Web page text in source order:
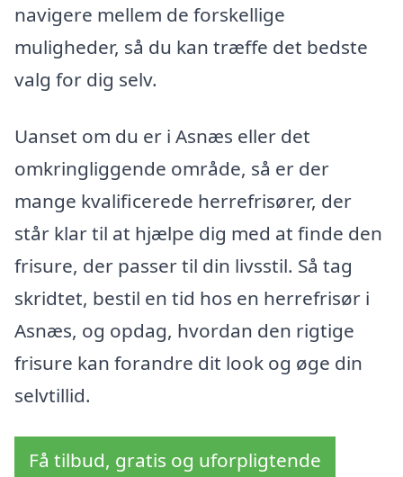
navigere mellem de forskellige
muligheder, så du kan træffe det bedste
valg for dig selv.
Uanset om du er i Asnæs eller det
omkringliggende område, så er der
mange kvalificerede herrefrisører, der
står klar til at hjælpe dig med at finde den
frisure, der passer til din livsstil. Så tag
skridtet, bestil en tid hos en herrefrisør i
Asnæs, og opdag, hvordan den rigtige
frisure kan forandre dit look og øge din
selvtillid.
Få tilbud, gratis og uforpligtende